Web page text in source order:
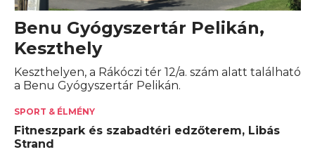
Benu Gyógyszertár Pelikán,
Keszthely
Keszthelyen, a Rákóczi tér 12/a. szám alatt található
a Benu Gyógyszertár Pelikán.
SPORT & ÉLMÉNY
Fitneszpark és szabadtéri edzőterem, Libás
Strand